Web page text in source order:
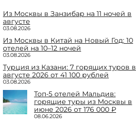
Из Москвы в Занзибар на 11 ночей в
августе
03.08.2026
Из Москвы в Китай на Новый Год: 10
отелей на 10–12 ночей
03.08.2026
Турция из Казани: 7 горящих туров в
августе 2026 от 41 100 рублей
03.08.2026
Топ-5 отелей Мальдив:
горящие туры из Москвы в
июне 2026 от 176 000 ₽
08.06.2026